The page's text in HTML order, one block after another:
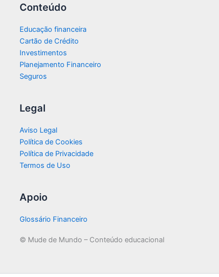
Conteúdo
Educação financeira
Cartão de Crédito
Investimentos
Planejamento Financeiro
Seguros
Legal
Aviso Legal
Política de Cookies
Política de Privacidade
Termos de Uso
Apoio
Glossário Financeiro
© Mude de Mundo – Conteúdo educacional